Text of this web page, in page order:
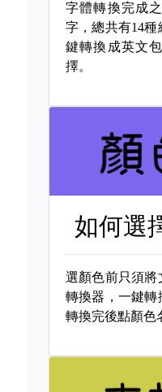
字體轉換完成
字，總共有14
鍵轉換成英文
擇。
如何選
選顏色前只須將
轉換器，一鍵轉
轉換完後點顏色